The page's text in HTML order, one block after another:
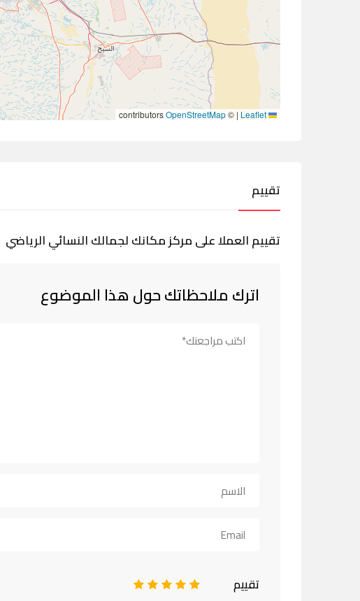
|
©
OpenStreetMap
تقييم
تقييم العملا على مركز مكانك لجمالك النسائي الرياضي
اترك ملاحظاتك حول هذا الموضوع
تقييم 5
4
3
2